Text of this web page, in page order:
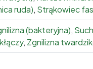
ruda), Strąkowiec
(bakteryjna),
, Zgnilizna